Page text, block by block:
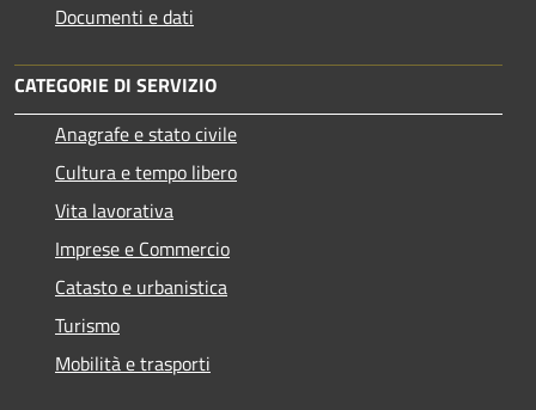
Documenti e dati
CATEGORIE DI SERVIZIO
Anagrafe e stato civile
Cultura e tempo libero
Vita lavorativa
Imprese e Commercio
Catasto e urbanistica
Turismo
Mobilità e trasporti